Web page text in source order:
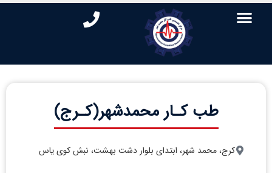
طب کـار محمدشهر(کـرج)
کرج، محمد شهر، ابتدای بلوار دشت بهشت، نبش کوی یاس